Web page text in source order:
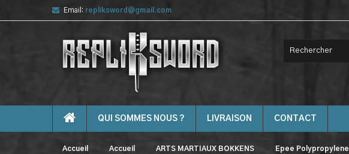
Email: repliksword@gmail.com
QUI SOMMES NOUS ? LIVRAISON CONTACT
Accueil Accueil ARTS MARTIAUX BOKKENS Epee Polypropylene